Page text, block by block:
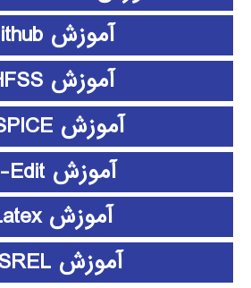
آموزش github
آموزش HFSS
آموزش HSPICE
آموزش L-Edit
آموزش Latex
آموزش LISREL